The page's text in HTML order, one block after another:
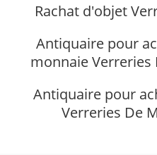
Rachat d'objet
Antiquaire pour
monnaie Verreries
Antiquaire pour
Verreries De